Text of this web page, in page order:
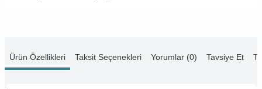
Ürün Özellikleri Taksit Seçenekleri Yorumlar (0) Tavsiye Et